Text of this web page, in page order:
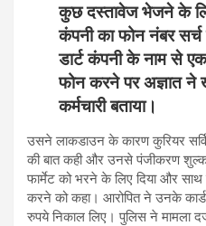
कुछ दस्तावेज भेजने के
कंपनी का फोन नंबर
डार्ट कंपनी के नाम से
फोन करने पर अज्ञात ने
कर्मचारी बताया।
उसने लाकडाउन के कारण कुरियर
की बात कही और उनसे पंजीकरण
फार्मेट को भरने के लिए दिया और
करने को कहा। आरोपित ने उनके
रुपये निकाल लिए। पुलिस ने मामला